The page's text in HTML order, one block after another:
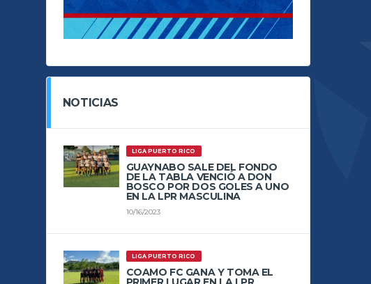
NOTICIAS
LIGA PUERTO RICO
GUAYNABO SALE DEL FONDO
DE LA TABLA VENCIÓ A DON
BOSCO POR DOS GOLES A UNO
EN LA LPR MASCULINA
10/16/2023
LIGA PUERTO RICO
COAMO FC GANA Y TOMA EL